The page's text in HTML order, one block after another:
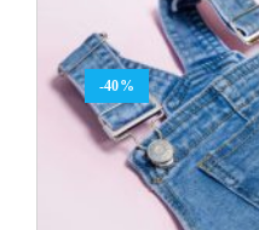
-40%